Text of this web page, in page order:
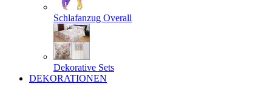
Schlafanzug Overall
Dekorative Sets
DEKORATIONEN